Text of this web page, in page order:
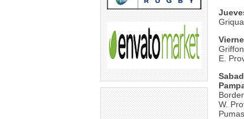
E.
W.